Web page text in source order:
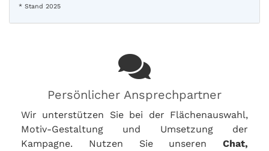
* Stand 2025
Persönlicher Ansprechpartner
Wir unterstützen Sie bei der Flächenauswahl,
Motiv-Gestaltung und Umsetzung der
Kampagne. Nutzen Sie unseren Chat,